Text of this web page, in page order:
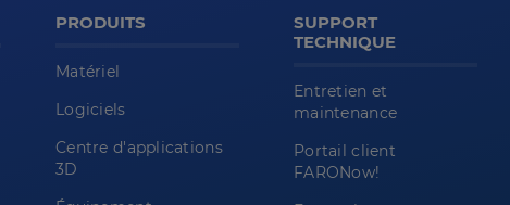
PRODUITS
Matériel
Logiciels
Centre d'applications
3D
SUPPORT
TECHNIQUE
Entretien et
maintenance
Portail client
FARONow!